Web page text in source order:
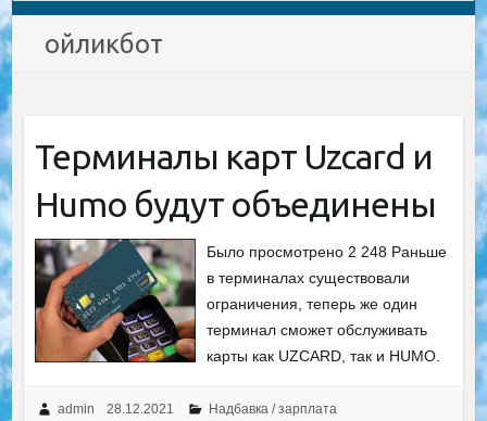
ойликбот
Терминалы карт Uzcard и
Humo будут объединены
Было просмотрено 2 248 Раньше
в терминалах существовали
ограничения, теперь же один
терминал сможет обслуживать
карты как UZCARD, так и HUMO.
admin 28.12.2021
Надбавка / зарплата